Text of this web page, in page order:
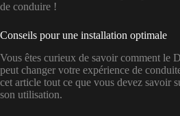
de conduire !
Conseils pour une installation optimale
Vous êtes curieux de savoir comment le
peut changer votre expérience de
cet article tout ce que vous devez savoir
son utilisation.